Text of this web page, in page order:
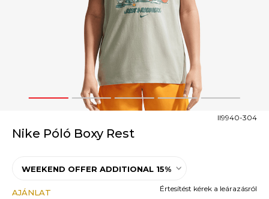
1 2 3 4 5
Nike Póló Boxy Rest
II9940-304
WEEKEND OFFER ADDITIONAL 15%
AJÁNLAT
Értesítést kérek a leárazásról